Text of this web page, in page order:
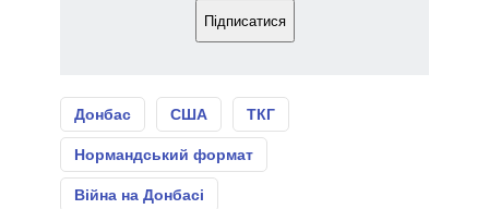
Підписатися
Донбас США ТКГ
Нормандський формат
Війна на Донбасі